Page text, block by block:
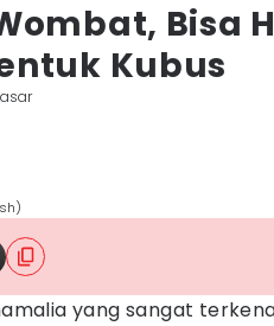
Bisa
Kubus
yang sangat